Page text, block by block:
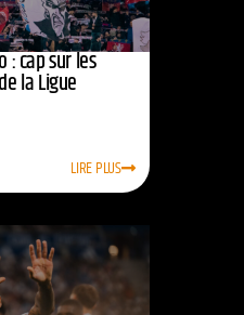
: cap sur les
la Ligue
LIRE PLUS